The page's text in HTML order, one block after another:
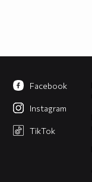
Facebook
Instagram
TikTok